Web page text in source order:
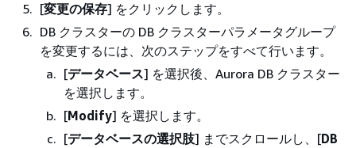
[変更の保存] をクリックします。
DB クラスターの DB クラスターパラメータグループ
を変更するには、次のステップをすべて行います。
[データベース] を選択後、Aurora DB クラスター
を選択します。
[Modify] を選択します。
[データベースの選択肢] までスクロールし、[DB